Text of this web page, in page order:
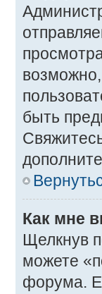
быть
Как мне
Щелкнув
можете
форума.